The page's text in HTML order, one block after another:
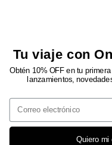
Tu viaje con
Obtén 10% OFF en tu
lanzamientos,
Email
Quiero mi